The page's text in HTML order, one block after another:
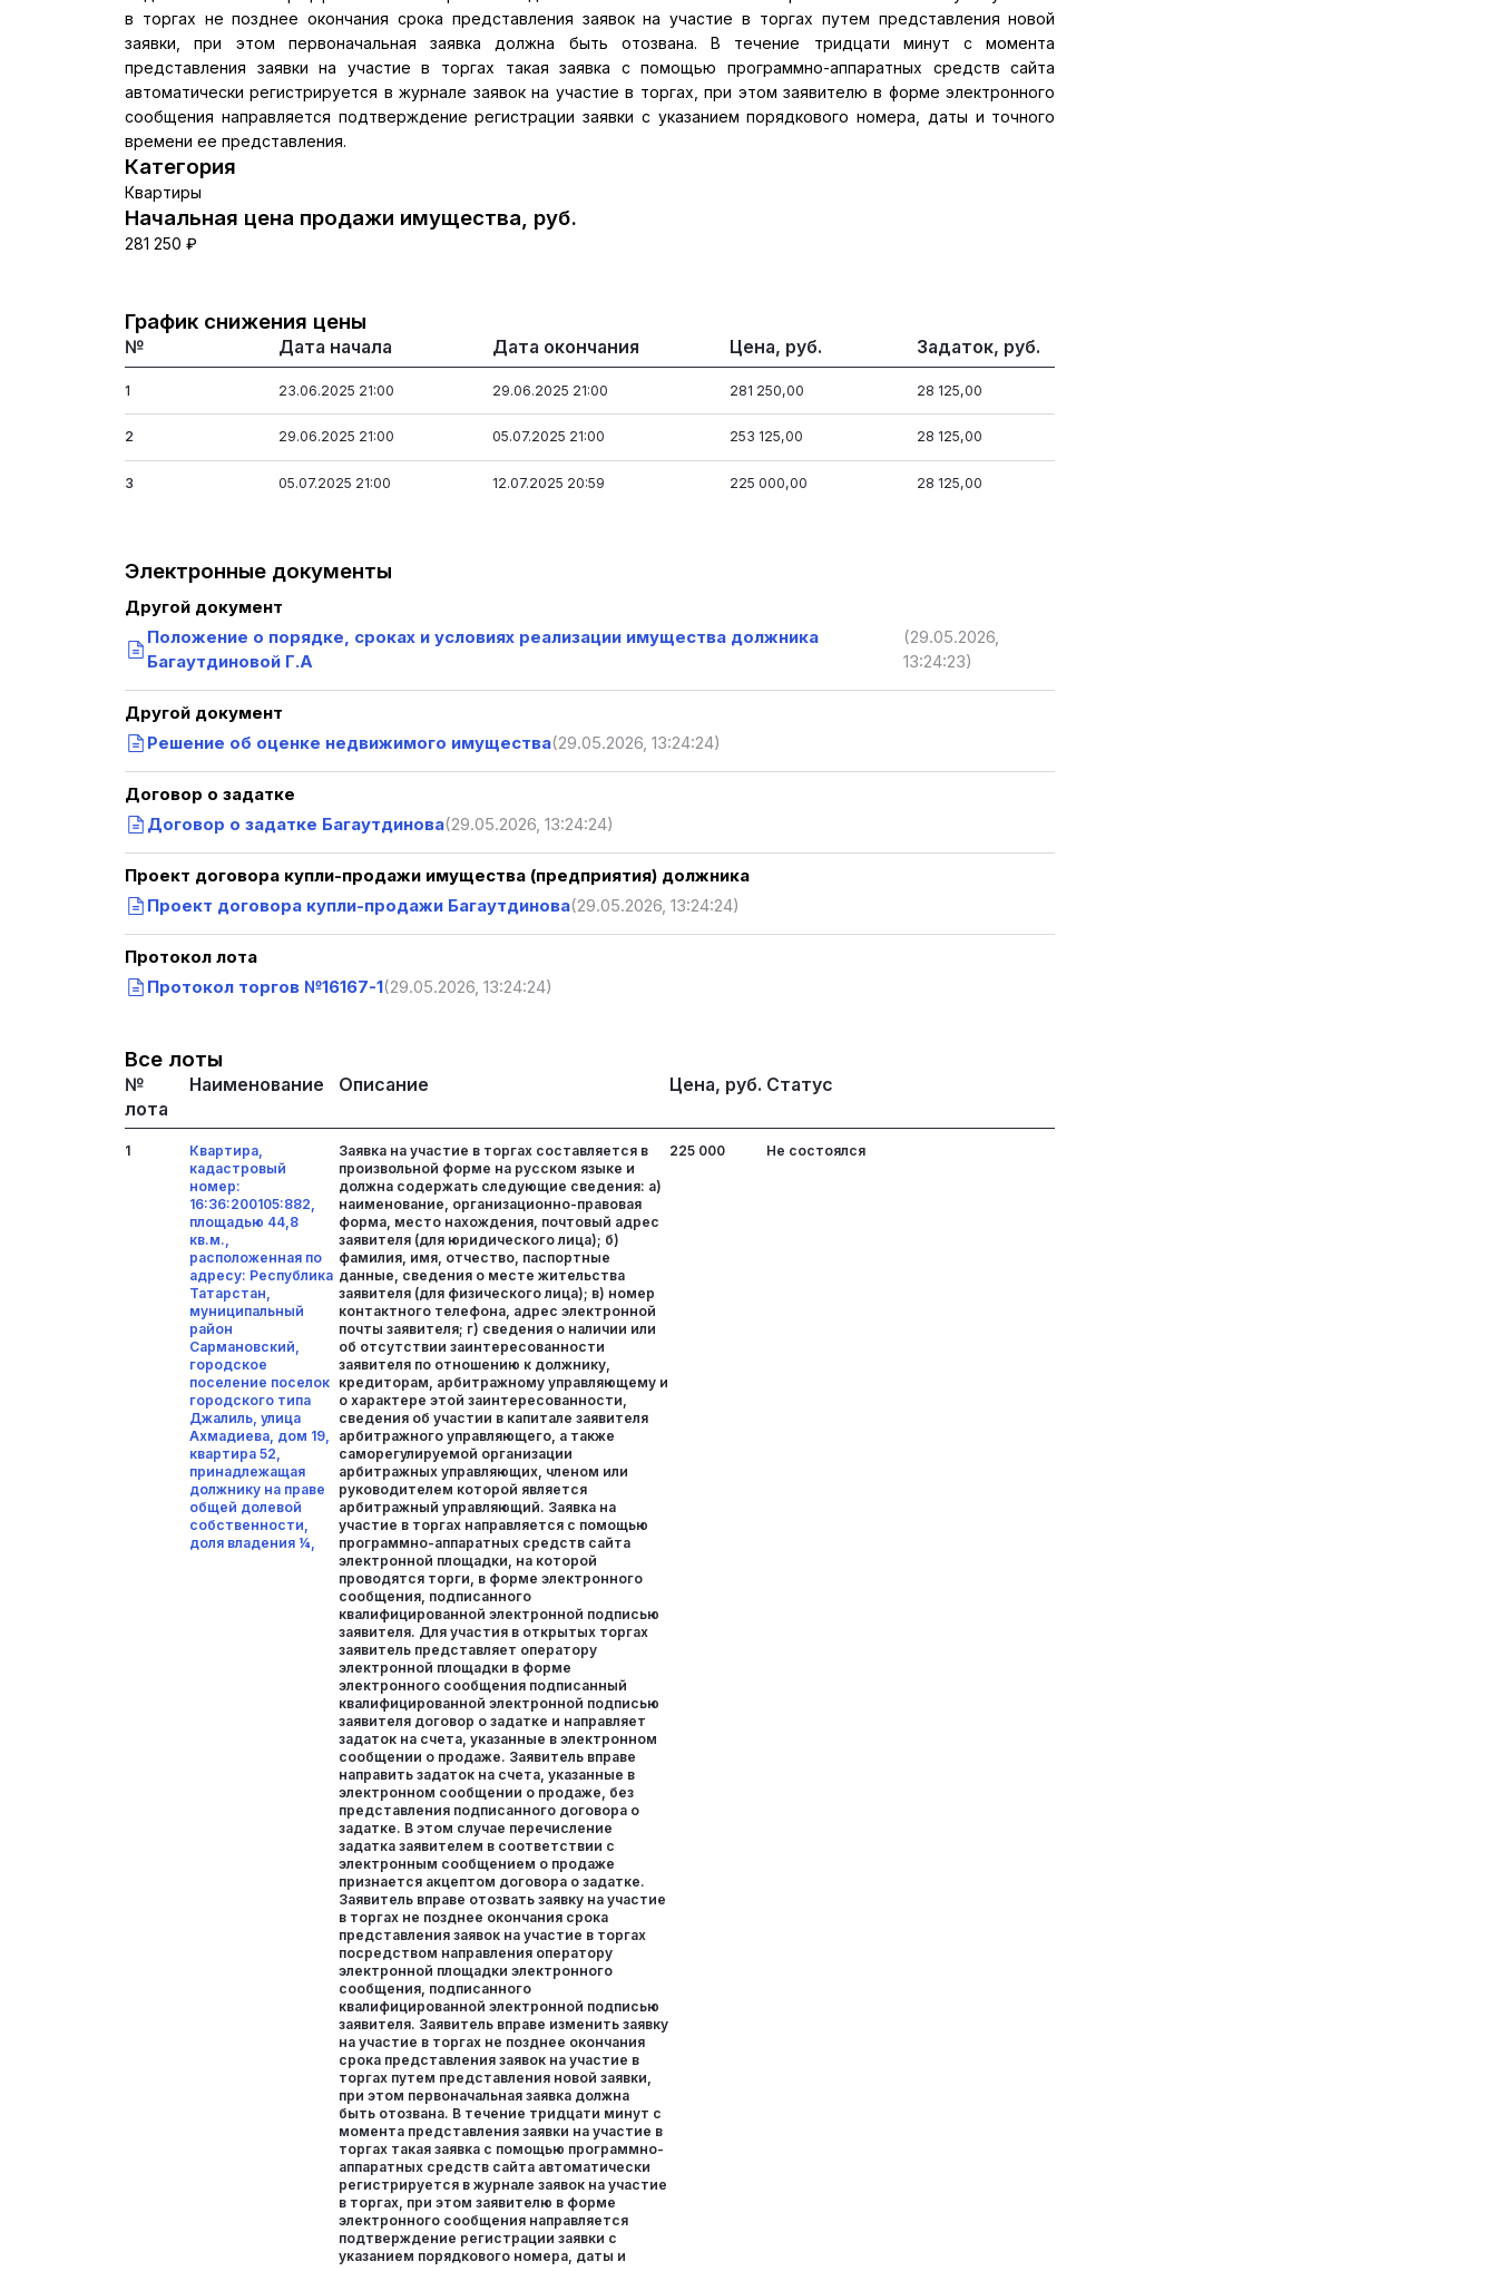
в торгах не позднее окончания срока представления заявок на участие в торгах путем представления новой
заявки, при этом первоначальная заявка должна быть отозвана. В течение тридцати минут с момента
представления заявки на участие в торгах такая заявка с помощью программно-аппаратных средств сайта
автоматически регистрируется в журнале заявок на участие в торгах, при этом заявителю в форме электронного
сообщения направляется подтверждение регистрации заявки с указанием порядкового номера, даты и точного
времени ее представления.
Категория
Квартиры
Начальная цена продажи имущества, руб.
281 250 ₽
График снижения цены
№ Дата начала Дата окончания Цена, руб. Задаток, руб.
1 23.06.2025 21:00 29.06.2025 21:00 281 250,00 28 125,00
2 29.06.2025 21:00 05.07.2025 21:00 253 125,00 28 125,00
3 05.07.2025 21:00 12.07.2025 20:59 225 000,00 28 125,00
Электронные документы
Другой документ
Положение о порядке, сроках и условиях реализации имущества должника
Багаутдиновой Г.А
(29.05.2026,
13:24:23)
Другой документ
Решение об оценке недвижимого имущества(29.05.2026, 13:24:24)
Договор о задатке
Договор о задатке Багаутдинова(29.05.2026, 13:24:24)
Проект договора купли-продажи имущества (предприятия) должника
Проект договора купли-продажи Багаутдинова(29.05.2026, 13:24:24)
Протокол лота
Протокол торгов №16167-1(29.05.2026, 13:24:24)
Все лоты
№
лота
Наименование Описание Цена, руб. Статус
1
Квартира,
кадастровый
номер:
16:36:200105:882,
площадью 44,8
кв.м.,
расположенная по
адресу: Республика
Татарстан,
муниципальный
район
Сармановский,
городское
поселение поселок
городского типа
Джалиль, улица
Ахмадиева, дом 19,
квартира 52,
принадлежащая
должнику на праве
общей долевой
собственности,
доля владения ¼,
Заявка на участие в торгах составляется в
произвольной форме на русском языке и
должна содержать следующие сведения: а)
наименование, организационно-правовая
форма, место нахождения, почтовый адрес
заявителя (для юридического лица); б)
фамилия, имя, отчество, паспортные
данные, сведения о месте жительства
заявителя (для физического лица); в) номер
контактного телефона, адрес электронной
почты заявителя; г) сведения о наличии или
об отсутствии заинтересованности
заявителя по отношению к должнику,
кредиторам, арбитражному управляющему и
о характере этой заинтересованности,
сведения об участии в капитале заявителя
арбитражного управляющего, а также
саморегулируемой организации
арбитражных управляющих, членом или
руководителем которой является
арбитражный управляющий. Заявка на
участие в торгах направляется с помощью
программно-аппаратных средств сайта
электронной площадки, на которой
проводятся торги, в форме электронного
сообщения, подписанного
квалифицированной электронной подписью
заявителя. Для участия в открытых торгах
заявитель представляет оператору
электронной площадки в форме
электронного сообщения подписанный
квалифицированной электронной подписью
заявителя договор о задатке и направляет
задаток на счета, указанные в электронном
сообщении о продаже. Заявитель вправе
направить задаток на счета, указанные в
электронном сообщении о продаже, без
представления подписанного договора о
задатке. В этом случае перечисление
задатка заявителем в соответствии с
электронным сообщением о продаже
признается акцептом договора о задатке.
Заявитель вправе отозвать заявку на участие
в торгах не позднее окончания срока
представления заявок на участие в торгах
посредством направления оператору
электронной площадки электронного
сообщения, подписанного
квалифицированной электронной подписью
заявителя. Заявитель вправе изменить заявку
на участие в торгах не позднее окончания
срока представления заявок на участие в
торгах путем представления новой заявки,
при этом первоначальная заявка должна
быть отозвана. В течение тридцати минут с
момента представления заявки на участие в
торгах такая заявка с помощью программно-
аппаратных средств сайта автоматически
регистрируется в журнале заявок на участие
в торгах, при этом заявителю в форме
электронного сообщения направляется
подтверждение регистрации заявки с
указанием порядкового номера, даты и
225 000 Не состоялся